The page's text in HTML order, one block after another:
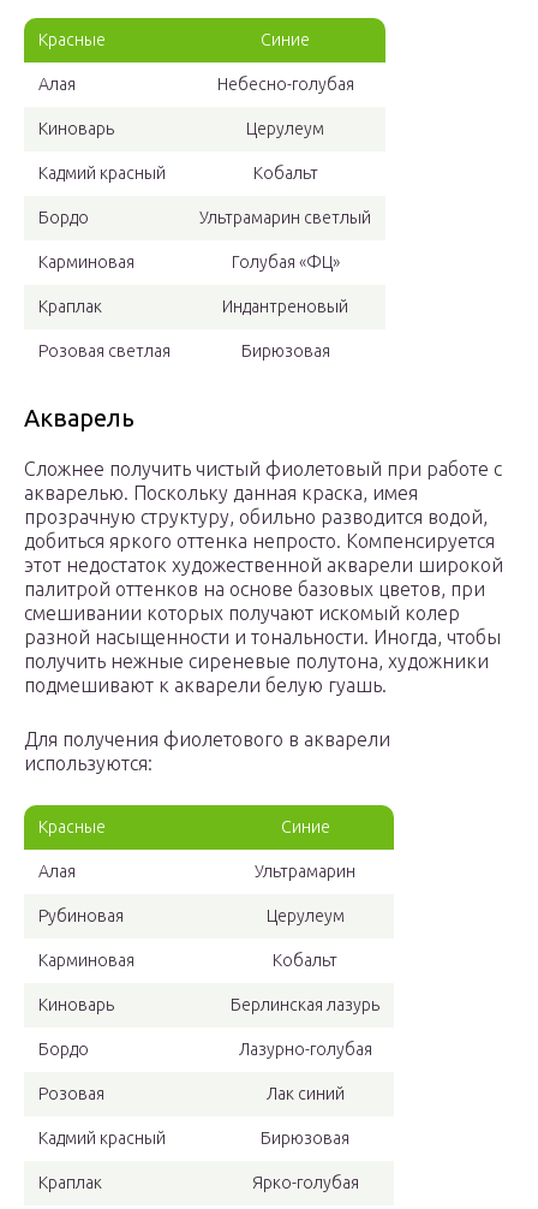
Красные Синие
Алая Небесно-голубая
Киноварь Церулеум
Кадмий красный Кобальт
Бордо Ультрамарин светлый
Карминовая Голубая «ФЦ»
Краплак Индантреновый
Розовая светлая Бирюзовая
Акварель
Сложнее получить чистый фиолетовый при работе с
акварелью. Поскольку данная краска, имея
прозрачную структуру, обильно разводится водой,
добиться яркого оттенка непросто. Компенсируется
этот недостаток художественной акварели широкой
палитрой оттенков на основе базовых цветов, при
смешивании которых получают искомый колер
разной насыщенности и тональности. Иногда, чтобы
получить нежные сиреневые полутона, художники
подмешивают к акварели белую гуашь.
Для получения фиолетового в акварели
используются:
Красные Синие
Алая Ультрамарин
Рубиновая Церулеум
Карминовая Кобальт
Киноварь Берлинская лазурь
Бордо Лазурно-голубая
Розовая Лак синий
Кадмий красный Бирюзовая
Краплак Ярко-голубая